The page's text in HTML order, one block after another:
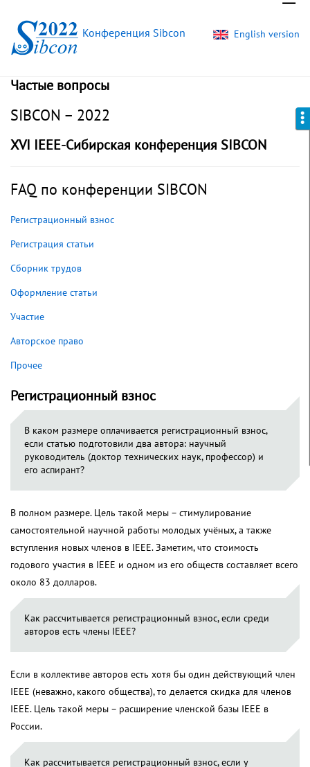
Конференция Sibcon English version
Частые вопросы
SIBCON – 2022
XVI IEEE-Сибирская конференция SIBCON
FAQ по конференции SIBCON
Регистрационный взнос
Регистрация статьи
Сборник трудов
Оформление статьи
Участие
Авторское право
Прочее
Регистрационный взнос
В каком размере оплачивается регистрационный взнос,
если статью подготовили два автора: научный
руководитель (доктор технических наук, профессор) и
его аспирант?
В полном размере. Цель такой меры – стимулирование
самостоятельной научной работы молодых учёных, а также
вступления новых членов в IEEE. Заметим, что стоимость
годового участия в IEEE и одном из его обществ составляет всего
около 83 долларов.
Как рассчитывается регистрационный взнос, если среди
авторов есть члены IEEE?
Если в коллективе авторов есть хотя бы один действующий член
IEEE (неважно, какого общества), то делается скидка для членов
IEEE. Цель такой меры – расширение членской базы IEEE в
России.
Как рассчитывается регистрационный взнос, если у